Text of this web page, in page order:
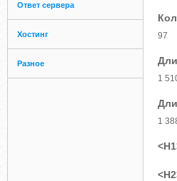
Ответ сервера
Хостинг
Разное
97
1
1